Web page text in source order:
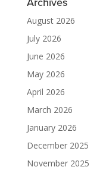
August 2026
July 2026
June 2026
May 2026
April 2026
March 2026
January 2026
December 2025
November 2025